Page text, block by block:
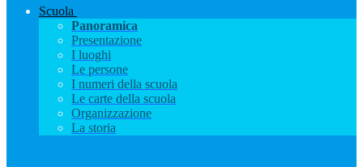
Scuola
Panoramica
Presentazione
I luoghi
Le persone
I numeri della scuola
Le carte della scuola
Organizzazione
La storia